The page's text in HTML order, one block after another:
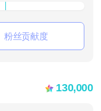
粉丝贡献度
130,000